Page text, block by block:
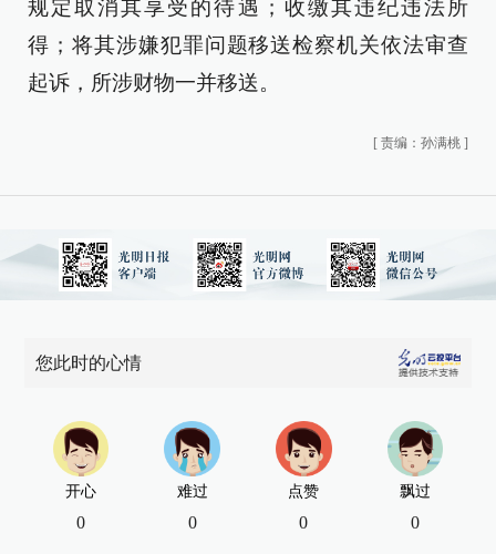
规定取消其享受的待遇；收缴其违纪违法所
得；将其涉嫌犯罪问题移送检察机关依法审查
起诉，所涉财物一并移送。
[ 责编：孙满桃 ]
您此时的心情
开心
0
难过
0
点赞
0
飘过
0